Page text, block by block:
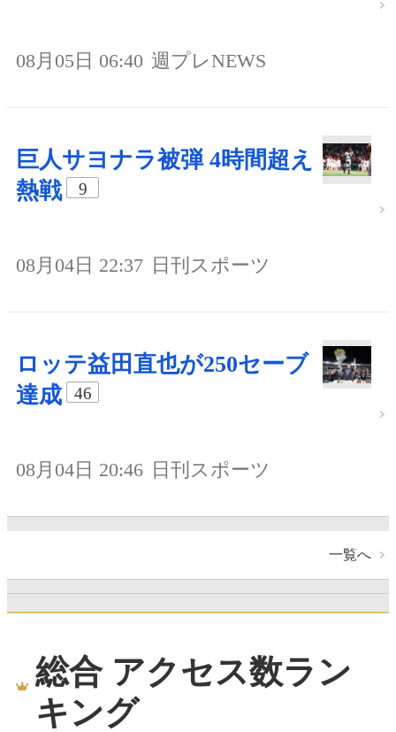
08月05日 06:40 週プレNEWS
巨人サヨナラ被弾 4時間超え
熱戦
9
08月04日 22:37 日刊スポーツ
ロッテ益田直也が250セーブ
達成
46
08月04日 20:46 日刊スポーツ
一覧へ
総合 アクセス数ラン
キング